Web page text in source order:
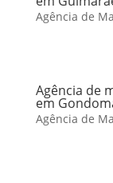
Agência de
Agência de
em
Agência de